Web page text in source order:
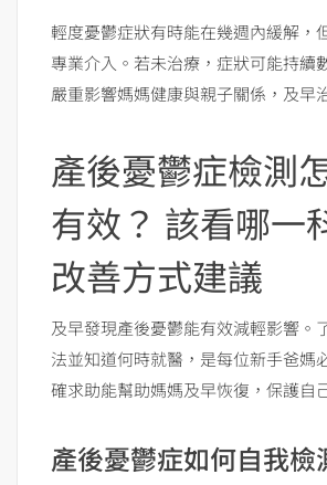
輕度憂鬱症狀有時能在幾週內緩解，
專業介入。若未治療，症狀可能持續
嚴重影響媽媽健康與親子關係，及早
產後憂鬱症檢測
有效？ 該看哪一
改善方式建議
及早發現產後憂鬱能有效減輕影響。
法並知道何時就醫，是每位新手爸媽
確求助能幫助媽媽及早恢復，保護自
產後憂鬱症如何自我檢